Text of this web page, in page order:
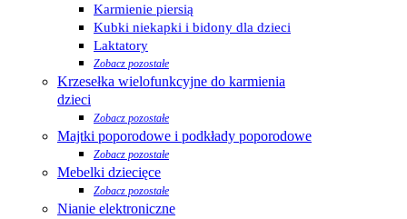
Karmienie piersią
Kubki niekapki i bidony dla dzieci
Laktatory
Zobacz pozostałe
Krzesełka wielofunkcyjne do karmienia
dzieci
Zobacz pozostałe
Majtki poporodowe i podkłady poporodowe
Zobacz pozostałe
Mebelki dziecięce
Zobacz pozostałe
Nianie elektroniczne